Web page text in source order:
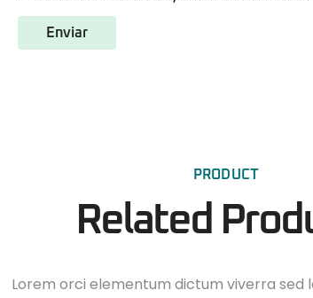
PRODUCT
Related
Lorem orci elementum dictum viverra sed